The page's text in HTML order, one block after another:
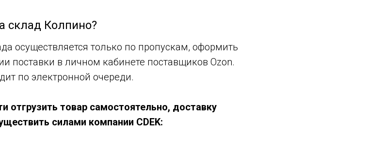
склад Колпино?
осуществляется только по пропускам, оформить
поставки в личном кабинете поставщиков Ozon.
по электронной очереди.
отгрузить товар самостоятельно, доставку
силами компании CDEK: